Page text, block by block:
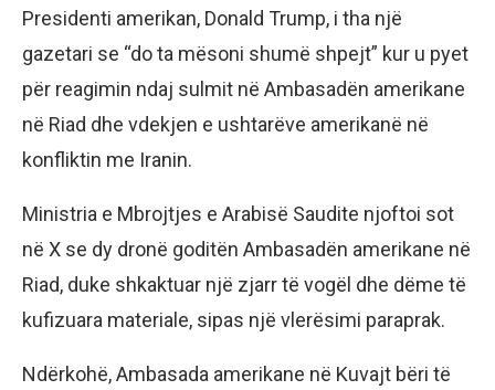
Presidenti amerikan, Donald Trump, i tha një
gazetari se “do ta mësoni shumë shpejt” kur u pyet
për reagimin ndaj sulmit në Ambasadën amerikane
në Riad dhe vdekjen e ushtarëve amerikanë në
konfliktin me Iranin.
Ministria e Mbrojtjes e Arabisë Saudite njoftoi sot
në X se dy dronë goditën Ambasadën amerikane në
Riad, duke shkaktuar një zjarr të vogël dhe dëme të
kufizuara materiale, sipas një vlerësimi paraprak.
Ndërkohë, Ambasada amerikane në Kuvajt bëri të